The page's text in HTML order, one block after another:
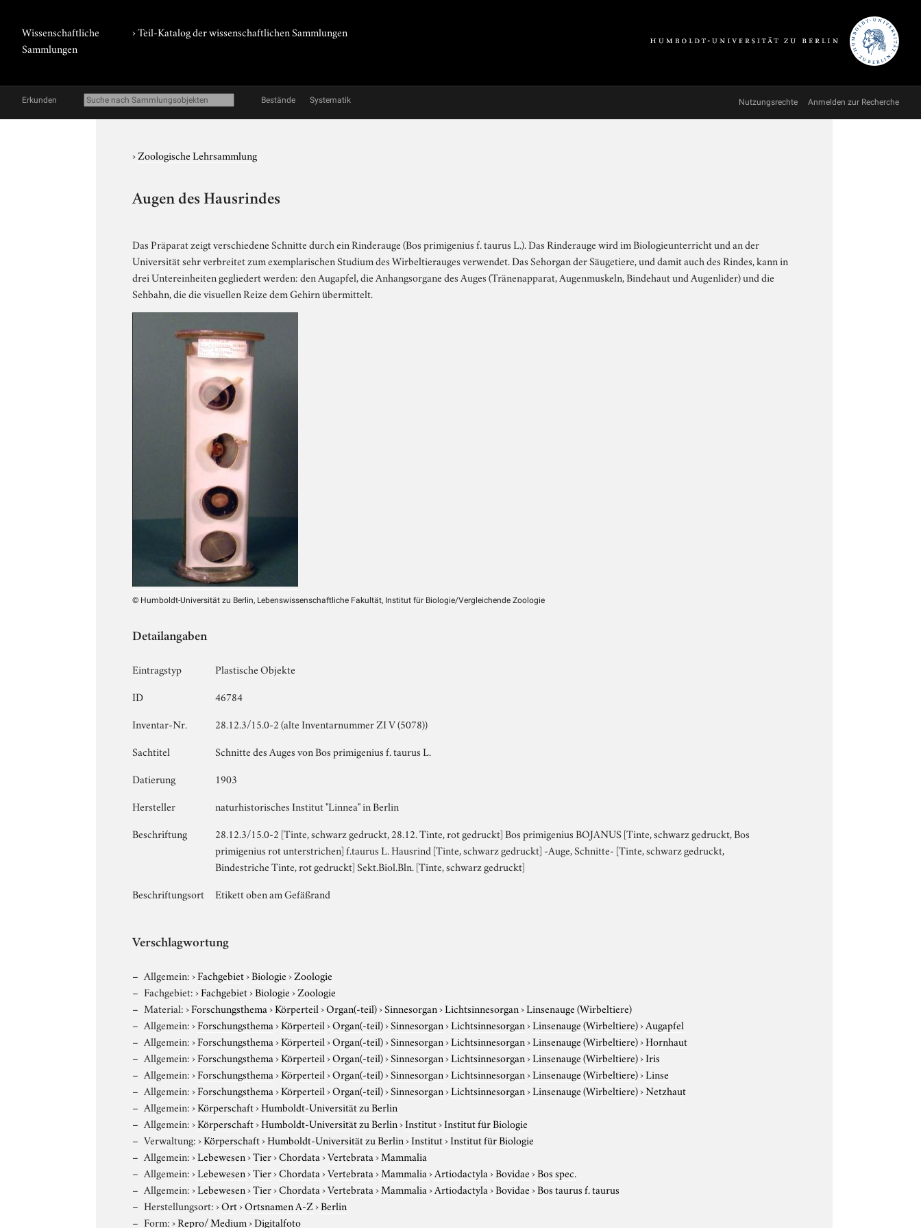
Wissenschaftliche
Sammlungen
› Teil-Katalog der wissenschaftlichen Sammlungen
Erkunden Bestände Systematik Nutzungsrechte Anmelden zur Recherche
›Zoologische Lehrsammlung
Augen des Hausrindes
Das Präparat zeigt verschiedene Schnitte durch ein Rinderauge (Bos primigenius f. taurus L.). Das Rinderauge wird im Biologieunterricht und an der
Universität sehr verbreitet zum exemplarischen Studium des Wirbeltierauges verwendet. Das Sehorgan der Säugetiere, und damit auch des Rindes, kann in
drei Untereinheiten gegliedert werden: den Augapfel, die Anhangsorgane des Auges (Tränenapparat, Augenmuskeln, Bindehaut und Augenlider) und die
Sehbahn, die die visuellen Reize dem Gehirn übermittelt.
© Humboldt-Universität zu Berlin, Lebenswissenschaftliche Fakultät, Institut für Biologie/Vergleichende Zoologie
Detailangaben
Eintragstyp
Plastische Objekte
ID
46784
Inventar-Nr.
28.12.3/15.0-2 (alte Inventarnummer ZI V (5078))
Sachtitel
Schnitte des Auges von Bos primigenius f. taurus L.
Datierung
1903
Hersteller
naturhistorisches Institut "Linnea" in Berlin
Beschriftung
28.12.3/15.0-2 [Tinte, schwarz gedruckt, 28.12. Tinte, rot gedruckt] Bos primigenius BOJANUS [Tinte, schwarz gedruckt, Bos
primigenius rot unterstrichen] f.taurus L. Hausrind [Tinte, schwarz gedruckt] -Auge, Schnitte- [Tinte, schwarz gedruckt,
Bindestriche Tinte, rot gedruckt] Sekt.Biol.Bln. [Tinte, schwarz gedruckt]
Beschriftungsort
Etikett oben am Gefäßrand
Verschlagwortung
Allgemein:›Fachgebiet›Biologie›Zoologie
Fachgebiet:›Fachgebiet›Biologie›Zoologie
Material:›Forschungsthema›Körperteil›Organ(-teil)›Sinnesorgan›Lichtsinnesorgan›Linsenauge (Wirbeltiere)
Allgemein:›Forschungsthema›Körperteil›Organ(-teil)›Sinnesorgan›Lichtsinnesorgan›Linsenauge (Wirbeltiere)›Augapfel
Allgemein:›Forschungsthema›Körperteil›Organ(-teil)›Sinnesorgan›Lichtsinnesorgan›Linsenauge (Wirbeltiere)›Hornhaut
Allgemein:›Forschungsthema›Körperteil›Organ(-teil)›Sinnesorgan›Lichtsinnesorgan›Linsenauge (Wirbeltiere)›Iris
Allgemein:›Forschungsthema›Körperteil›Organ(-teil)›Sinnesorgan›Lichtsinnesorgan›Linsenauge (Wirbeltiere)›Linse
Allgemein:›Forschungsthema›Körperteil›Organ(-teil)›Sinnesorgan›Lichtsinnesorgan›Linsenauge (Wirbeltiere)›Netzhaut
Allgemein:›Körperschaft›Humboldt-Universität zu Berlin
Allgemein:›Körperschaft›Humboldt-Universität zu Berlin›Institut›Institut für Biologie
Verwaltung:›Körperschaft›Humboldt-Universität zu Berlin›Institut›Institut für Biologie
Allgemein:›Lebewesen›Tier›Chordata›Vertebrata›Mammalia
Allgemein:›Lebewesen›Tier›Chordata›Vertebrata›Mammalia›Artiodactyla›Bovidae›Bos spec.
Allgemein:›Lebewesen›Tier›Chordata›Vertebrata›Mammalia›Artiodactyla›Bovidae›Bos taurus f. taurus
Herstellungsort:›Ort›Ortsnamen A-Z›Berlin
Form:›Repro/ Medium›Digitalfoto